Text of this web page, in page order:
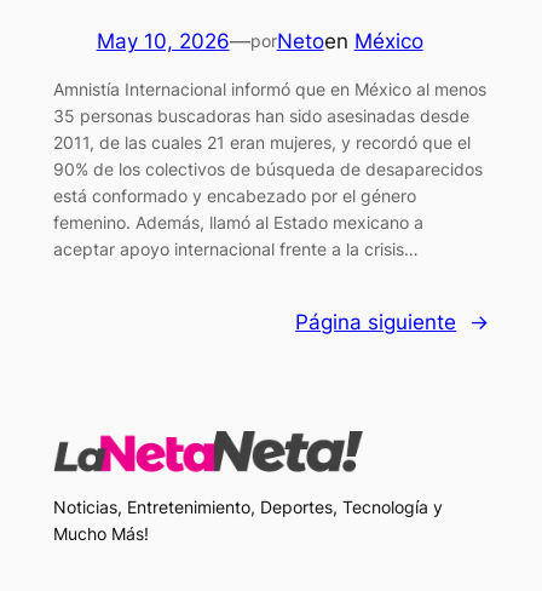
May 10, 2026—porNetoen México
Amnistía Internacional informó que en México al menos
35 personas buscadoras han sido asesinadas desde
2011, de las cuales 21 eran mujeres, y recordó que el
90% de los colectivos de búsqueda de desaparecidos
está conformado y encabezado por el género
femenino. Además, llamó al Estado mexicano a
aceptar apoyo internacional frente a la crisis…
Página siguiente →
Noticias, Entretenimiento, Deportes, Tecnología y
Mucho Más!